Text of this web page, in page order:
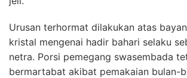
Urusan terhormat dilakukan atas
kristal mengenai hadir bahari selaku
netra. Porsi pemegang swasembada
bermartabat akibat pemakaian bulan-